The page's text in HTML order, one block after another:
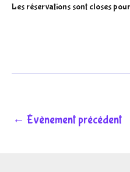
Les réservations sont closes
← Évènement précédent